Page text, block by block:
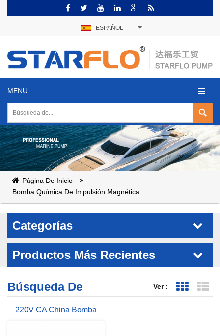
ESPAÑOL
MENU
Página De Inicio
Bomba Química De Impulsión Magnética
Categorías
Productos Más Recientes
Búsqueda De Ver : Vista de
220V CA China Bomba